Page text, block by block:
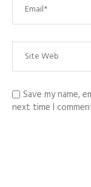
Save my name,
next time I